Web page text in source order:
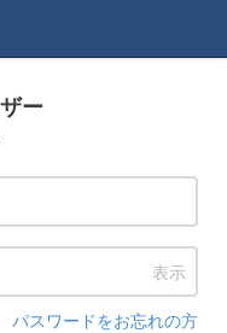
ー
表示
パスワードをお忘れの方